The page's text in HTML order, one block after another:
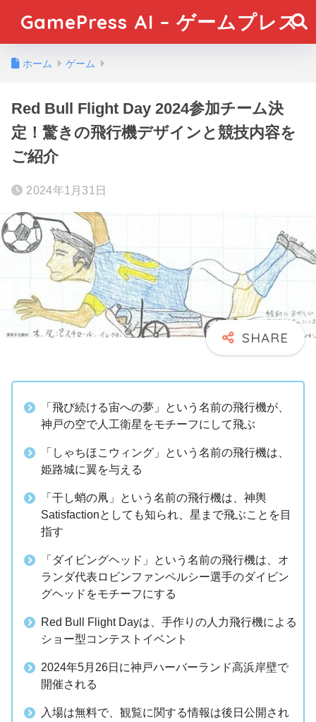
GamePress AI – ゲームプレス
ホーム ゲーム
Red Bull Flight Day 2024参加チーム決
定！驚きの飛行機デザインと競技内容を
ご紹介
2024年1月31日
「飛び続ける宙への夢」という名前の飛行機が、
神戸の空で人工衛星をモチーフにして飛ぶ
「しゃちほこウィング」という名前の飛行機は、
姫路城に翼を与える
「干し蛸の凧」という名前の飛行機は、神輿
Satisfactionとしても知られ、星まで飛ぶことを目
指す
「ダイビングヘッド」という名前の飛行機は、オ
ランダ代表ロビンファンペルシー選手のダイビン
グヘッドをモチーフにする
Red Bull Flight Dayは、手作りの人力飛行機による
ショー型コンテストイベント
2024年5月26日に神戸ハーバーランド高浜岸壁で
開催される
入場は無料で、観覧に関する情報は後日公開され